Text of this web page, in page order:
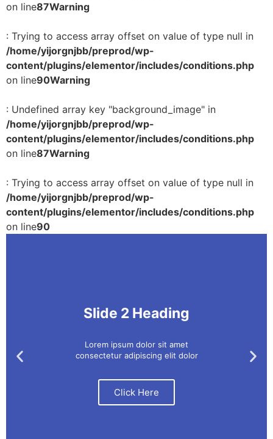
on line87Warning
: Trying to access array offset on value of type null in
/home/yijorgnjbb/preprod/wp-
content/plugins/elementor/includes/conditions.php
on line90Warning
: Undefined array key "background_image" in
/home/yijorgnjbb/preprod/wp-
content/plugins/elementor/includes/conditions.php
on line87Warning
: Trying to access array offset on value of type null in
/home/yijorgnjbb/preprod/wp-
content/plugins/elementor/includes/conditions.php
on line90
Slide 2 Heading
Lorem ipsum dolor sit amet
consectetur adipiscing elit dolor
Click Here